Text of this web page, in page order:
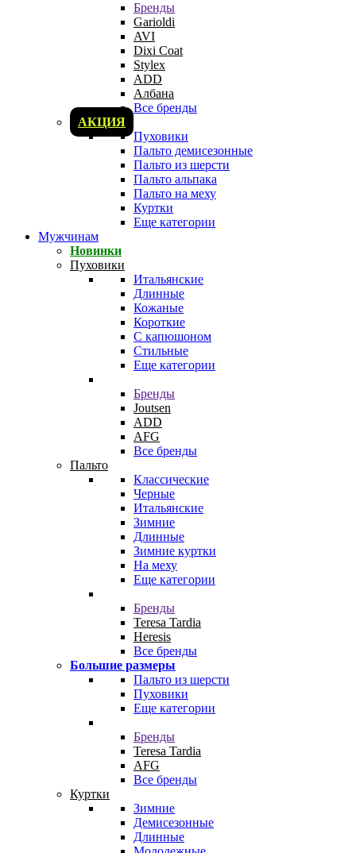
Бренды
Garioldi
AVI
Dixi Coat
Stylex
ADD
Албана
Все бренды
АКЦИЯ
Пуховики
Пальто демисезонные
Пальто из шерсти
Пальто альпака
Пальто на меху
Куртки
Еще категории
Мужчинам
Новинки
Пуховики
Итальянские
Длинные
Кожаные
Короткие
С капюшоном
Стильные
Еще категории
Бренды
Joutsen
ADD
AFG
Все бренды
Пальто
Классические
Черные
Итальянские
Зимние
Длинные
Зимние куртки
На меху
Еще категории
Бренды
Teresa Tardia
Heresis
Все бренды
Большие размеры
Пальто из шерсти
Пуховики
Еще категории
Бренды
Teresa Tardia
AFG
Все бренды
Куртки
Зимние
Демисезонные
Длинные